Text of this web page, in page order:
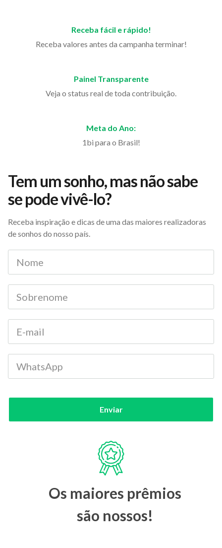
Receba fácil e rápido!
Receba valores antes da campanha terminar!
Painel Transparente
Veja o status real de toda contribuição.
Meta do Ano:
1bi para o Brasil!
Tem um sonho, mas não sabe
se pode vivê-lo?
Receba inspiração e dicas de uma das maiores realizadoras
de sonhos do nosso país.
Enviar
Os maiores prêmios
são nossos!